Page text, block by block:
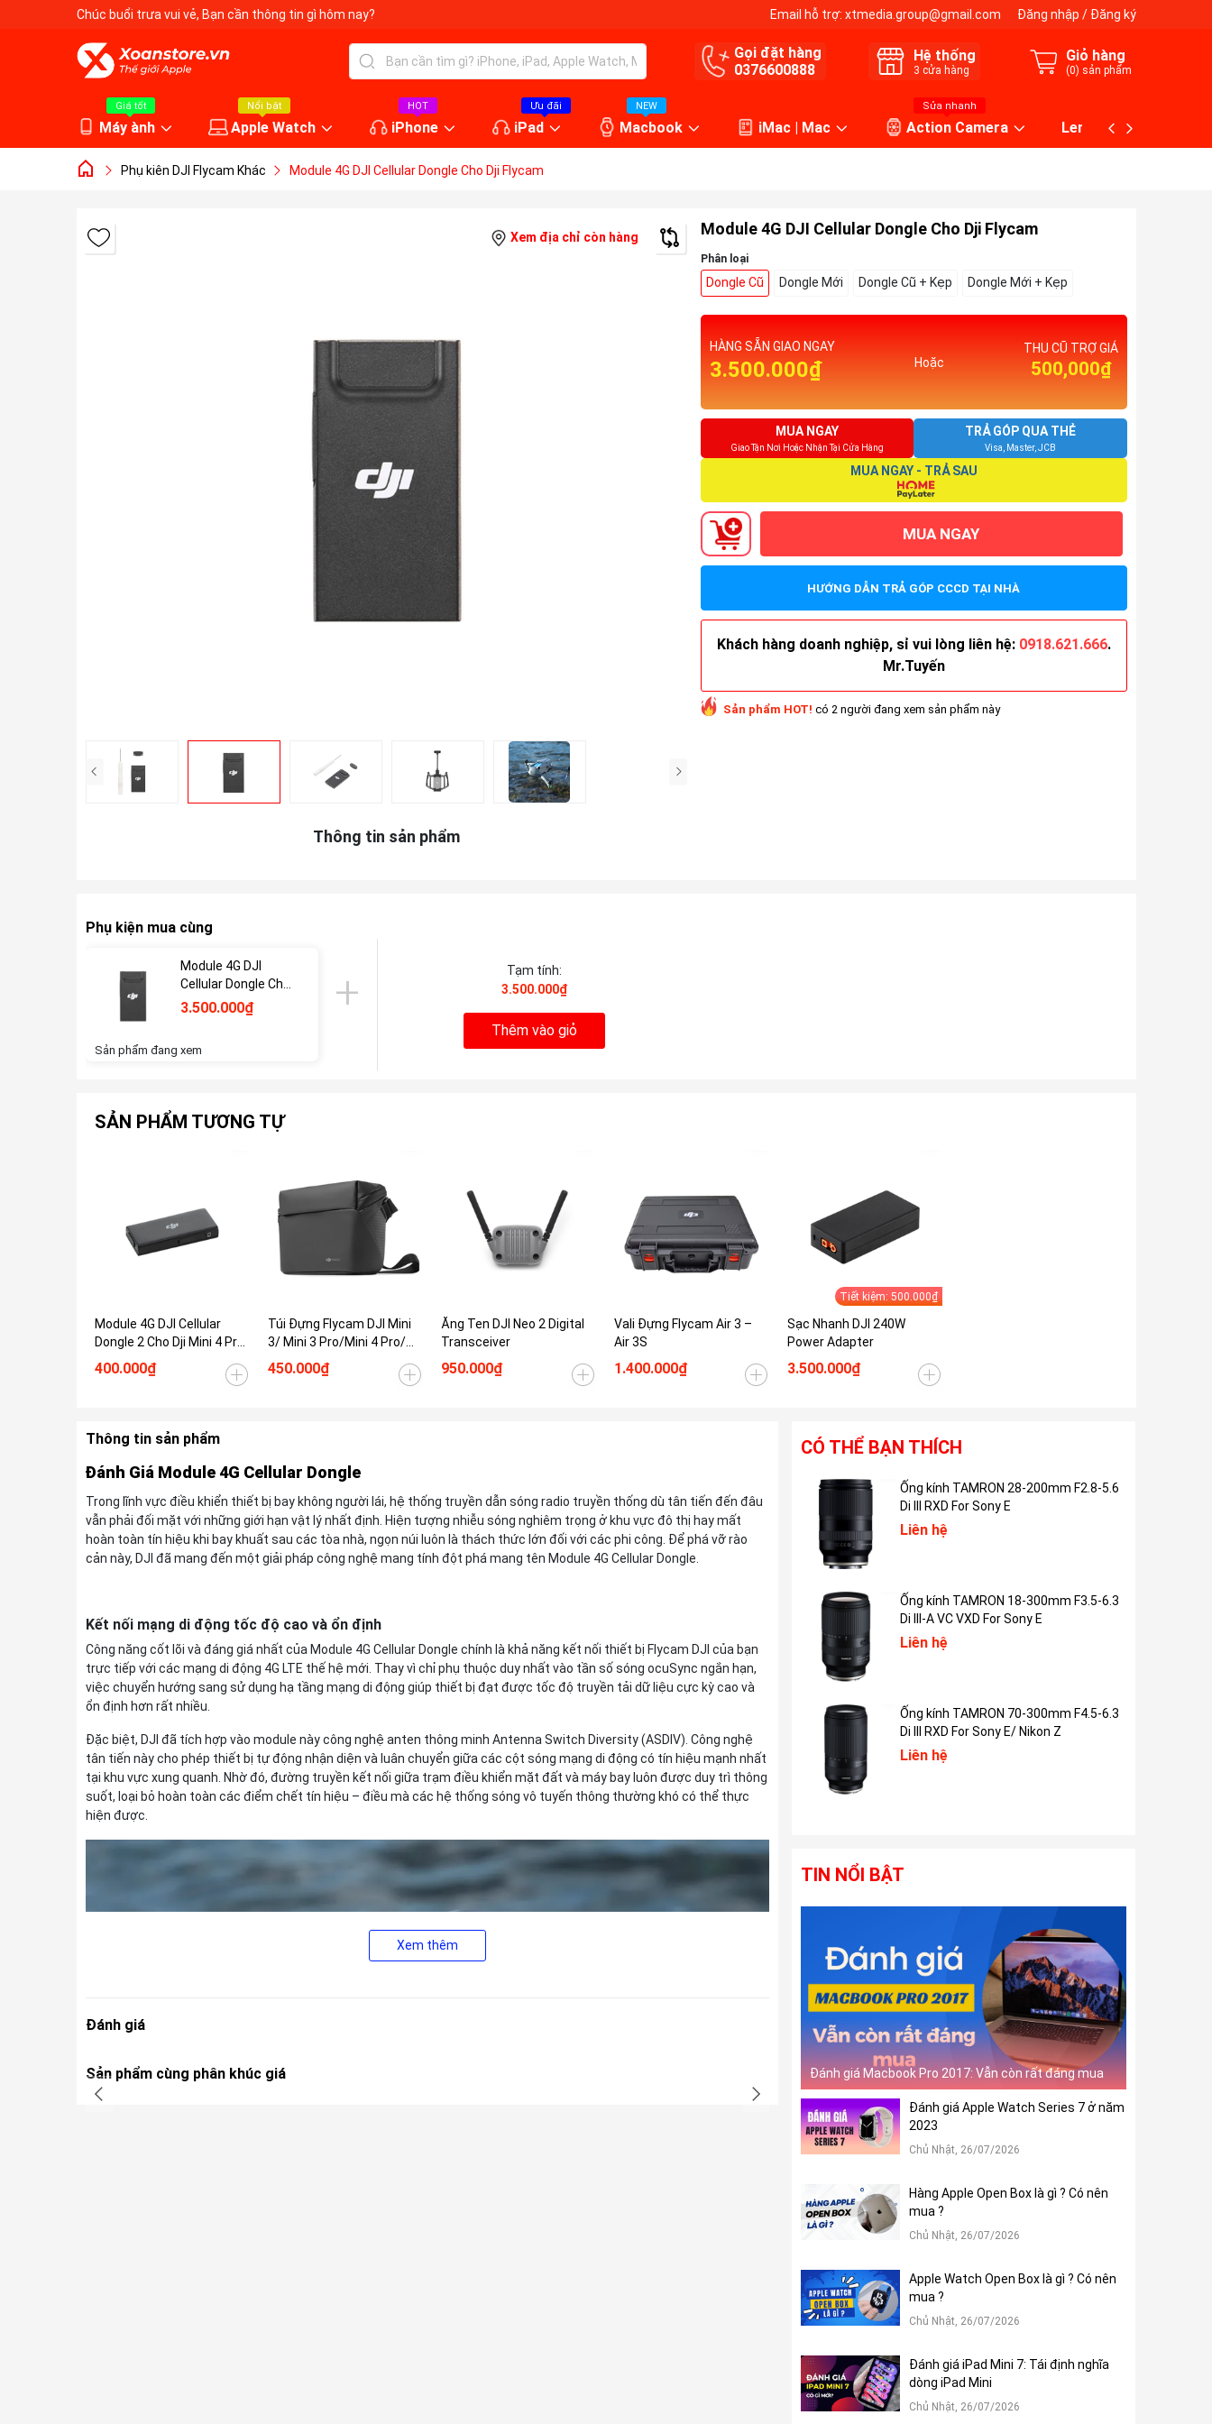
Chúc buổi trưa vui vẻ, Bạn cần thông tin gì hôm nay? Email hỗ trợ: xtmedia.group@gmail.com Đăng nhập / Đăng ký
Gọi đặt hàng
0376600888
Hệ thống
3 cửa hàng
Giỏ hàng
(0) sản phẩm
Giá tốt
Máy ành
Nổi bật
Apple Watch
HOT
iPhone
Ưu đãi
iPad
NEW
Macbook iMac | Mac
Sửa nhanh
Action Camera Lens máy ảnh
Phụ kiên DJI Flycam Khác Module 4G DJI Cellular Dongle Cho Dji Flycam
Xem địa chỉ còn hàng
Thông tin sản phẩm
Module 4G DJI Cellular Dongle Cho Dji Flycam
Phân loại
Dongle Cũ Dongle Mới Dongle Cũ + Kẹp Dongle Mới + Kẹp
HÀNG SẴN GIAO NGAY
3.500.000₫ Hoặc
THU CŨ TRỢ GIÁ
500,000₫
MUA NGAY
Giao Tận Nơi Hoặc Nhận Tại Cửa Hàng
TRẢ GÓP QUA THẺ
Visa, Master, JCB
MUA NGAY - TRẢ SAU
MUA NGAY
HƯỚNG DẪN TRẢ GÓP CCCD TẠI NHÀ
Khách hàng doanh nghiệp, sỉ vui lòng liên hệ: 0918.621.666.
Mr.Tuyến
Sản phẩm HOT! có 2 người đang xem sản phẩm này
Phụ kiện mua cùng
Module 4G DJI
Cellular Dongle Cho
Dji Flycam
3.500.000₫
Sản phẩm đang xem
Tạm tính:
3.500.000₫
Thêm vào giỏ
SẢN PHẨM TƯƠNG TỰ
Module 4G DJI Cellular
Dongle 2 Cho Dji Mini 4 Pro/
Mini 5 Pro/ Air 3s/ Mavic 3
Pro/ Mavic 4 Pro
400.000₫
Túi Đựng Flycam DJI Mini
3/ Mini 3 Pro/Mini 4 Pro/
Mini 4k
450.000₫
Ăng Ten DJI Neo 2 Digital
Transceiver
950.000₫
Vali Đựng Flycam Air 3 –
Air 3S
1.400.000₫
Tiết kiệm: 500.000₫
Sạc Nhanh DJI 240W
Power Adapter
3.500.000₫
Thông tin sản phẩm
Đánh Giá Module 4G Cellular Dongle
Trong lĩnh vực điều khiển thiết bị bay không người lái, hệ thống truyền dẫn sóng radio truyền thống dù tân tiến đến đâu
vẫn phải đối mặt với những giới hạn vật lý nhất định. Hiện tượng nhiễu sóng nghiêm trọng ở khu vực đô thị hay mất
hoàn toàn tín hiệu khi bay khuất sau các tòa nhà, ngọn núi luôn là thách thức lớn đối với các phi công. Để phá vỡ rào
cản này, DJI đã mang đến một giải pháp công nghệ mang tính đột phá mang tên Module 4G Cellular Dongle.
Kết nối mạng di động tốc độ cao và ổn định
Công năng cốt lõi và đáng giá nhất của Module 4G Cellular Dongle chính là khả năng kết nối thiết bị Flycam DJI của bạn
trực tiếp với các mạng di động 4G LTE thế hệ mới. Thay vì chỉ phụ thuộc duy nhất vào tần số sóng ocuSync ngắn hạn,
việc chuyển hướng sang sử dụng hạ tầng mạng di động giúp thiết bị đạt được tốc độ truyền tải dữ liệu cực kỳ cao và
ổn định hơn rất nhiều.
Đặc biệt, DJI đã tích hợp vào module này công nghệ anten thông minh Antenna Switch Diversity (ASDIV). Công nghệ
tân tiến này cho phép thiết bị tự động nhận diện và luân chuyển giữa các cột sóng mạng di động có tín hiệu mạnh nhất
tại khu vực xung quanh. Nhờ đó, đường truyền kết nối giữa trạm điều khiển mặt đất và máy bay luôn được duy trì thông
suốt, loại bỏ hoàn toàn các điểm chết tín hiệu – điều mà các hệ thống sóng vô tuyến thông thường khó có thể thực
hiện được.
Xem thêm
Đánh giá
Sản phẩm cùng phân khúc giá
CÓ THỂ BẠN THÍCH
III VC VXD For Sony E
Liên hệ
Ống kính TAMRON 28-200mm F2.8-5.6
Di III RXD For Sony E
Liên hệ
Liên hệ
Ống kính TAMRON 18-300mm F3.5-6.3
Di III-A VC VXD For Sony E
Liên hệ
Di III VC VXD For Sony E
Liên hệ
Ống kính TAMRON 70-300mm F4.5-6.3
Di III RXD For Sony E/ Nikon Z
Liên hệ
TIN NỔI BẬT
Đánh giá Macbook Pro 2017: Vẫn còn rất đáng mua
Đánh giá Apple Watch Series 7 ở năm
2023
Chủ Nhật, 26/07/2026
Hàng Apple Open Box là gì ? Có nên
mua ?
Chủ Nhật, 26/07/2026
Apple Watch Open Box là gì ? Có nên
mua ?
Chủ Nhật, 26/07/2026
Đánh giá iPad Mini 7: Tái định nghĩa
dòng iPad Mini
Chủ Nhật, 26/07/2026